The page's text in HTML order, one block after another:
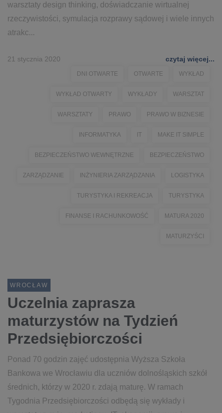
warsztaty design thinking, doświadczanie wirtualnej
rzeczywistości, symulacja rozprawy sądowej i wiele innych
atrakc...
21 stycznia 2020 czytaj więcej...
DNI OTWARTE OTWARTE WYKŁAD
WYKŁAD OTWARTY WYKŁADY WARSZTAT
WARSZTATY PRAWO PRAWO W BIZNESIE
INFORMATYKA IT MAKE IT SIMPLE
BEZPIECZEŃSTWO WEWNĘTRZNE BEZPIECZEŃSTWO
ZARZĄDZANIE INŻYNIERIA ZARZĄDZANIA LOGISTYKA
TURYSTYKA I REKREACJA TURYSTYKA
FINANSE I RACHUNKOWOŚĆ MATURA 2020
MATURZYŚCI
WROCŁAW
Uczelnia zaprasza
maturzystów na Tydzień
Przedsiębiorczości
Ponad 70 godzin zajęć udostępnia Wyższa Szkoła
Bankowa we Wrocławiu dla uczniów dolnośląskich szkół
średnich, którzy w 2020 r. zdają maturę. W ramach
Tygodnia Przedsiębiorczości odbędą się wykłady i